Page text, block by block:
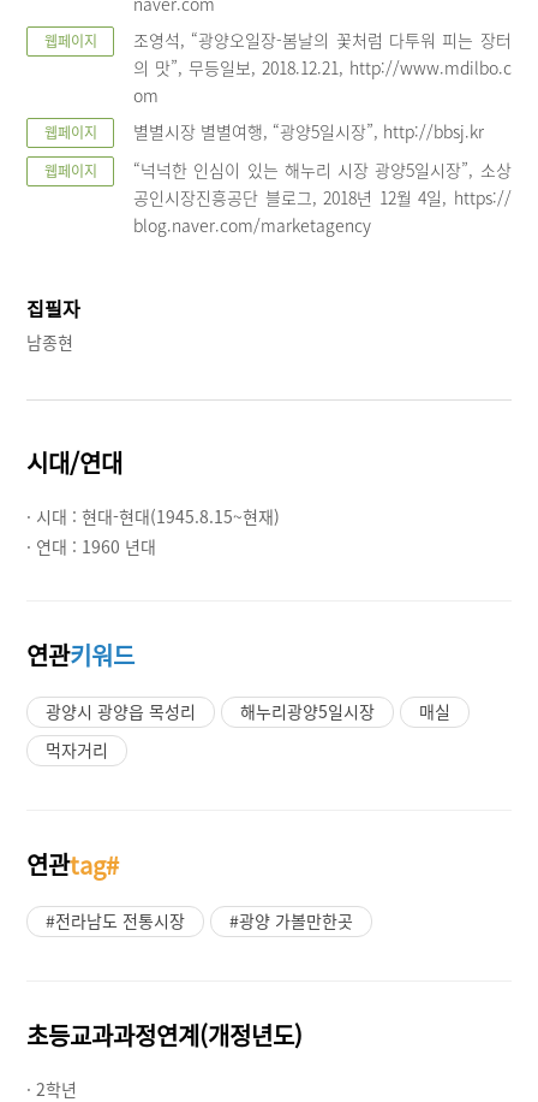
웹페이지
조영석, “광양오일장-봄날의 꽃처럼 다투워 피는 장터
의 맛”, 무등일보, 2018.12.21, http://www.mdilbo.c
om
웹페이지 별별시장 별별여행, “광양5일시장”, http://bbsj.kr
웹페이지
“넉넉한 인심이 있는 해누리 시장 광양5일시장”, 소상
공인시장진흥공단 블로그, 2018년 12월 4일, https://
blog.naver.com/marketagency
집필자
남종현
시대/연대
· 시대 :현대-현대(1945.8.15~현재)
· 연대 : 1960 년대
연관키워드
광양시 광양읍 목성리 해누리광양5일시장
매실
먹자거리
연관tag#
#전라남도 전통시장 #광양 가볼만한곳
초등교과과정연계(개정년도)
· 2학년